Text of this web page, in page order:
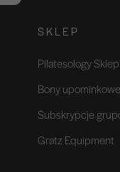
SKLEP
Pilatesology Sklep
Bony upominkowe
Subskrypcje
Gratz Equipment